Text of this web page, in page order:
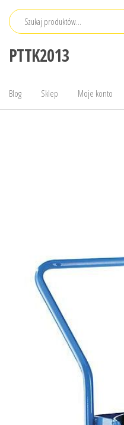
Przejdź
PTTK2013
Blog Sklep Moje konto